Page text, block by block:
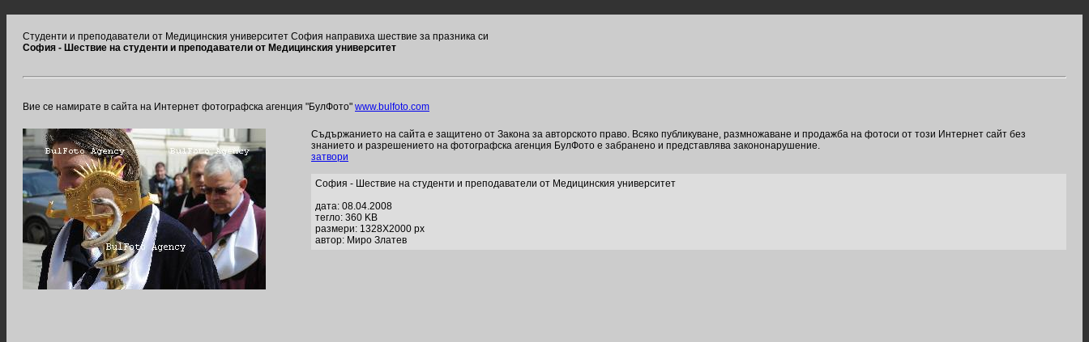
Студенти и преподаватели от Медицинския университет София направиха шествие за празника си
София - Шествие на студенти и преподаватели от Медицинския университет
Вие се намирате в сайта на Интернет фотографска агенция "БулФото" www.bulfoto.com
Съдържанието на сайта е защитено от Закона за авторското право. Всяко публикуване, размножаване и продажба на фотоси от този Интернет сайт без
знанието и разрешението на фотографска агенция БулФото е забранено и представлява закононарушение.
затвори
София - Шествие на студенти и преподаватели от Медицинския университет
дата: 08.04.2008
тегло: 360 KB
размери: 1328X2000 px
автор: Миро Златев